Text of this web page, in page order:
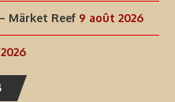
Märket Reef 9 août 2026